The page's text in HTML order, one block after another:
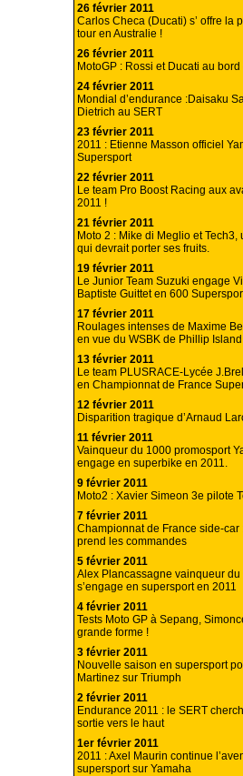
26 février 2011
Carlos Checa (Ducati) s’ offre la
tour en Australie !
26 février 2011
MotoGP : Rossi et Ducati au
24 février 2011
Mondial d’endurance :Daisaku
Dietrich au SERT
23 février 2011
2011 : Etienne Masson officiel
Supersport
22 février 2011
Le team Pro Boost Racing aux
2011 !
21 février 2011
Moto 2 : Mike di Meglio et
qui devrait porter ses fruits.
19 février 2011
Le Junior Team Suzuki engage
Baptiste Guittet en 600
17 février 2011
Roulages intenses de Maxime
en vue du WSBK de Phillip Island
13 février 2011
Le team PLUSRACE-Lycée
en Championnat de France
12 février 2011
Disparition tragique d’Arnaud
11 février 2011
Vainqueur du 1000 promosport
engage en superbike en 2011.
9 février 2011
Moto2 : Xavier Simeon 3e pilote
7 février 2011
Championnat de France side-car
prend les commandes
5 février 2011
Alex Plancassagne vainqueur du
s’engage en supersport en 2011
4 février 2011
Tests Moto GP à Sepang,
grande forme !
3 février 2011
Nouvelle saison en supersport
Martinez sur Triumph
2 février 2011
Endurance 2011 : le SERT
sortie vers le haut
1er février 2011
2011 : Axel Maurin continue
supersport sur Yamaha